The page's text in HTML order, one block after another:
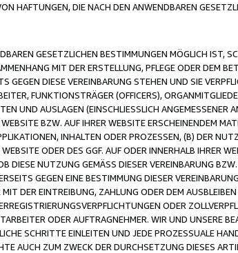
HAFTUNGEN, DIE NACH DEN ANWENDBAREN
GESETZLICHEN BESTIMMUNGEN MÖGLICH IST,
MIT DER ERSTELLUNG, PFLEGE ODER DEM
GEGEN DIESE VEREINBARUNG STEHEN UND SIE
FUNKTIONSTRÄGER (OFFICERS),
UND AUSLAGEN (EINSCHLIESSLICH ANGEMESSENER
BZW. AUF IHRER WEBSITE ERSCHEINENDEM
INHALTEN ODER PROZESSEN, (B) DER
ODER DES GGF. AUF ODER INNERHALB IHRER
DIESE NUTZUNG GEMÄSS DIESER VEREINBARUNG
GEGEN EINE BESTIMMUNG DIESER
DER EINTREIBUNG, ZAHLUNG ODER DEM
ODER
ODER AUFTRAGNEHMER. WIR UND UNSERE
SCHRITTE EINLEITEN UND JEDE PROZESSUALE
AUCH ZUM ZWECK DER DURCHSETZUNG DIESES